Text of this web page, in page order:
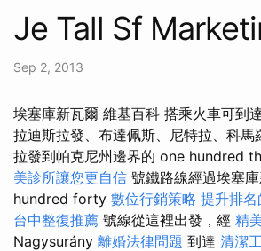
Je Tall Sf
Sep 2, 2013
埃塞庫新瓦爾 維基百科 搭乘火車可到
拉迪斯拉發、布達佩斯、尼特拉、科馬
拉發到帕克尼州邊界的 one hundred
美診所讓您更自信 號鐵路線經過埃塞
hundred forty 數位行銷策略 提升排
台中整復推薦 號線從這裡出發，經 精
Nagysurány 離婚法律問題 到達 清潔